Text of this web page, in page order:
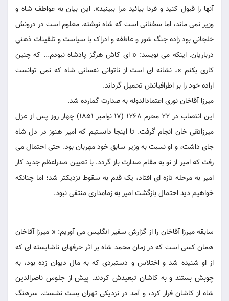
آنها را قبول کنید و فردا بیائید مرا ببینید». این بیان به عواطف شاه و
وزیر نمی ماند، اما سخنانی است که شاه نوشته. معلوم است در درونش
خلجانی بود زاده جنگ شور و عاطفه و ادراک با سیاست و تلقینات ذهنی
درباریان. اینکه می نویسد: « ای کاش هرگز پادشاه نبودم... که چنین
کاری بکنم »، نشانه ای است از ناتوانی نفسانی شاه که نمی توانست
اراده خود را بر اطرافیانش تحمیل گرداند.
میرزا آقاخان نوری اعتمادالدوله به صدارت گمارده شد.
این انتصاب در 22 محرم 1268 (17 نوامبر 1851) چهار روز پس از عزل
میرزاتقی خان انجام گرفت. تا اینجا دانستیم که امیر هنوز در دل شاه
جای داشت، و او نسبت به وزیر سابق خود مهربان بود. حتی احتمال می
رفت که امیر از نو به مقام صدارت باز گردد. با تعیین صدراعظم جدید کار
امیر به مرحله تازه ای افتاد، یک قدم به سقوط نزدیکتر شد؛ اما چنانکه
خواهیم دید احتمال بازگشت امیر به زمامداری منتفی نبود.
سابقه میرزا آقاخان را از گزارش سفیر انگلیس می آوریم: « میرزا آقاخان
همان کسی است که در زمان محمد شاه بر اثر حرفهای ناشایسته ای که
از او شنیده شد و اختلاس و دستبردی که به مال دیوان زده بود، به
چوبش بستند و به کاشان تبعیدش کردند. پیش از جلوس ناصرالدین
شاه از کاشان فرار کرد، و آمد در نزدیکی تهران بست نشست. سرهنگ